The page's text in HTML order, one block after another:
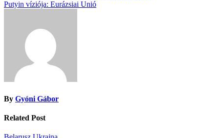
navigáció
Putyin víziója: Eurázsiai Unió
By Gyóni Gábor
Related Post